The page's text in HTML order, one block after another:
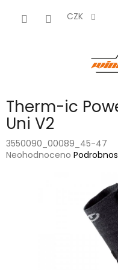
CZK
Therm-ic
Uni V2
3550090_00089_45-47
Průměrné
Neohodnoceno